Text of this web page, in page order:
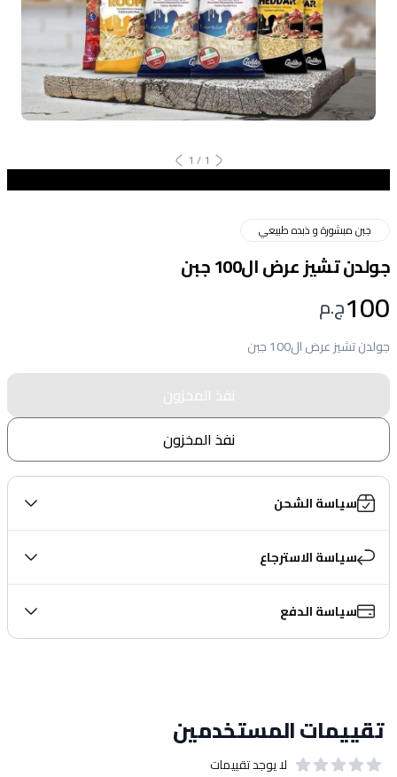
1
/
1
جبن مبشورة و ذبده طبيعي
جولدن تشيز عرض ال100 جبن
100ج.م
جولدن تشيز عرض ال100 جبن
نفذ المخزون
نفذ المخزون
سياسة الشحن
سياسة الاسترجاع
سياسة الدفع
تقييمات المستخدمين
لا يوجد تقييمات